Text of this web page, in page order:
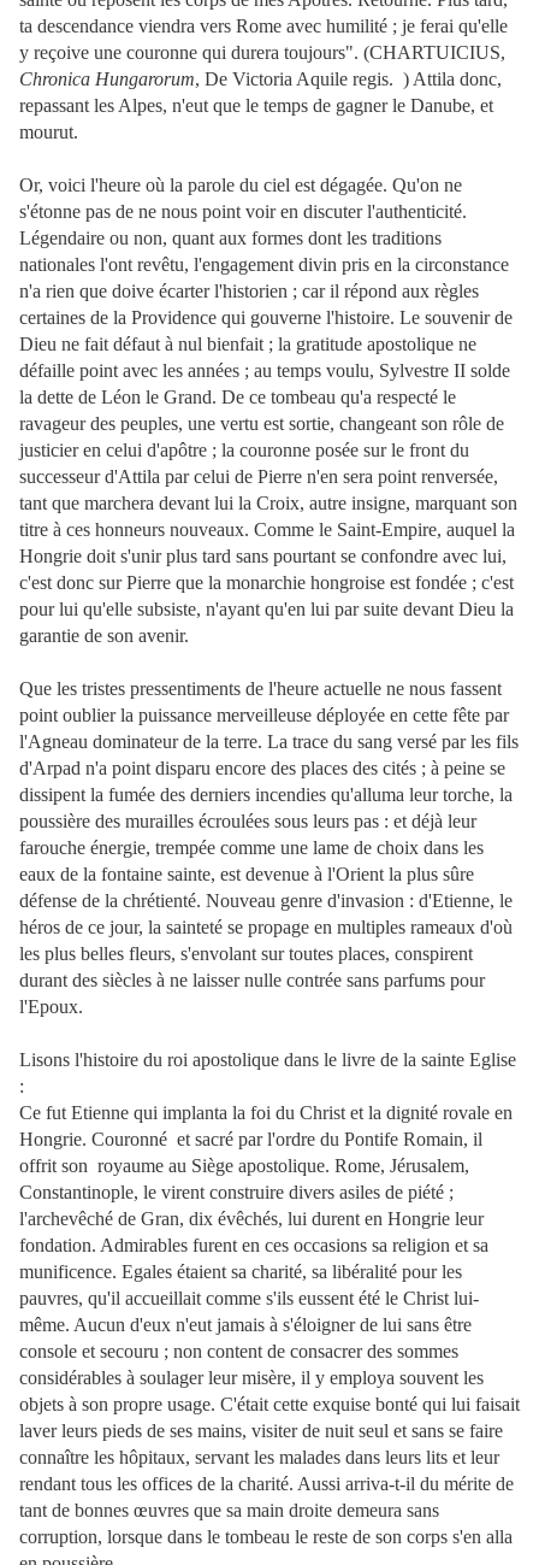
ta descendance viendra vers Rome avec humilité ; je ferai qu'elle
y reçoive une couronne qui durera toujours". (CHARTUICIUS,
Chronica Hungarorum, De Victoria Aquile regis. ) Attila donc,
repassant les Alpes, n'eut que le temps de gagner le Danube, et
mourut.
Or, voici l'heure où la parole du ciel est dégagée. Qu'on ne
s'étonne pas de ne nous point voir en discuter l'authenticité.
Légendaire ou non, quant aux formes dont les traditions
nationales l'ont revêtu, l'engagement divin pris en la circonstance
n'a rien que doive écarter l'historien ; car il répond aux règles
certaines de la Providence qui gouverne l'histoire. Le souvenir de
Dieu ne fait défaut à nul bienfait ; la gratitude apostolique ne
défaille point avec les années ; au temps voulu, Sylvestre II solde
la dette de Léon le Grand. De ce tombeau qu'a respecté le
ravageur des peuples, une vertu est sortie, changeant son rôle de
justicier en celui d'apôtre ; la couronne posée sur le front du
successeur d'Attila par celui de Pierre n'en sera point renversée,
tant que marchera devant lui la Croix, autre insigne, marquant son
titre à ces honneurs nouveaux. Comme le Saint-Empire, auquel la
Hongrie doit s'unir plus tard sans pourtant se confondre avec lui,
c'est donc sur Pierre que la monarchie hongroise est fondée ; c'est
pour lui qu'elle subsiste, n'ayant qu'en lui par suite devant Dieu la
garantie de son avenir.
Que les tristes pressentiments de l'heure actuelle ne nous fassent
point oublier la puissance merveilleuse déployée en cette fête par
l'Agneau dominateur de la terre. La trace du sang versé par les fils
d'Arpad n'a point disparu encore des places des cités ; à peine se
dissipent la fumée des derniers incendies qu'alluma leur torche, la
poussière des murailles écroulées sous leurs pas : et déjà leur
farouche énergie, trempée comme une lame de choix dans les
eaux de la fontaine sainte, est devenue à l'Orient la plus sûre
défense de la chrétienté. Nouveau genre d'invasion : d'Etienne, le
héros de ce jour, la sainteté se propage en multiples rameaux d'où
les plus belles fleurs, s'envolant sur toutes places, conspirent
durant des siècles à ne laisser nulle contrée sans parfums pour
l'Epoux.
Lisons l'histoire du roi apostolique dans le livre de la sainte Eglise
:
Ce fut Etienne qui implanta la foi du Christ et la dignité rovale en
Hongrie. Couronné et sacré par l'ordre du Pontife Romain, il
offrit son royaume au Siège apostolique. Rome, Jérusalem,
Constantinople, le virent construire divers asiles de piété ;
l'archevêché de Gran, dix évêchés, lui durent en Hongrie leur
fondation. Admirables furent en ces occasions sa religion et sa
munificence. Egales étaient sa charité, sa libéralité pour les
pauvres, qu'il accueillait comme s'ils eussent été le Christ lui-
même. Aucun d'eux n'eut jamais à s'éloigner de lui sans être
console et secouru ; non content de consacrer des sommes
considérables à soulager leur misère, il y employa souvent les
objets à son propre usage. C'était cette exquise bonté qui lui faisait
laver leurs pieds de ses mains, visiter de nuit seul et sans se faire
connaître les hôpitaux, servant les malades dans leurs lits et leur
rendant tous les offices de la charité. Aussi arriva-t-il du mérite de
tant de bonnes œuvres que sa main droite demeura sans
corruption, lorsque dans le tombeau le reste de son corps s'en alla